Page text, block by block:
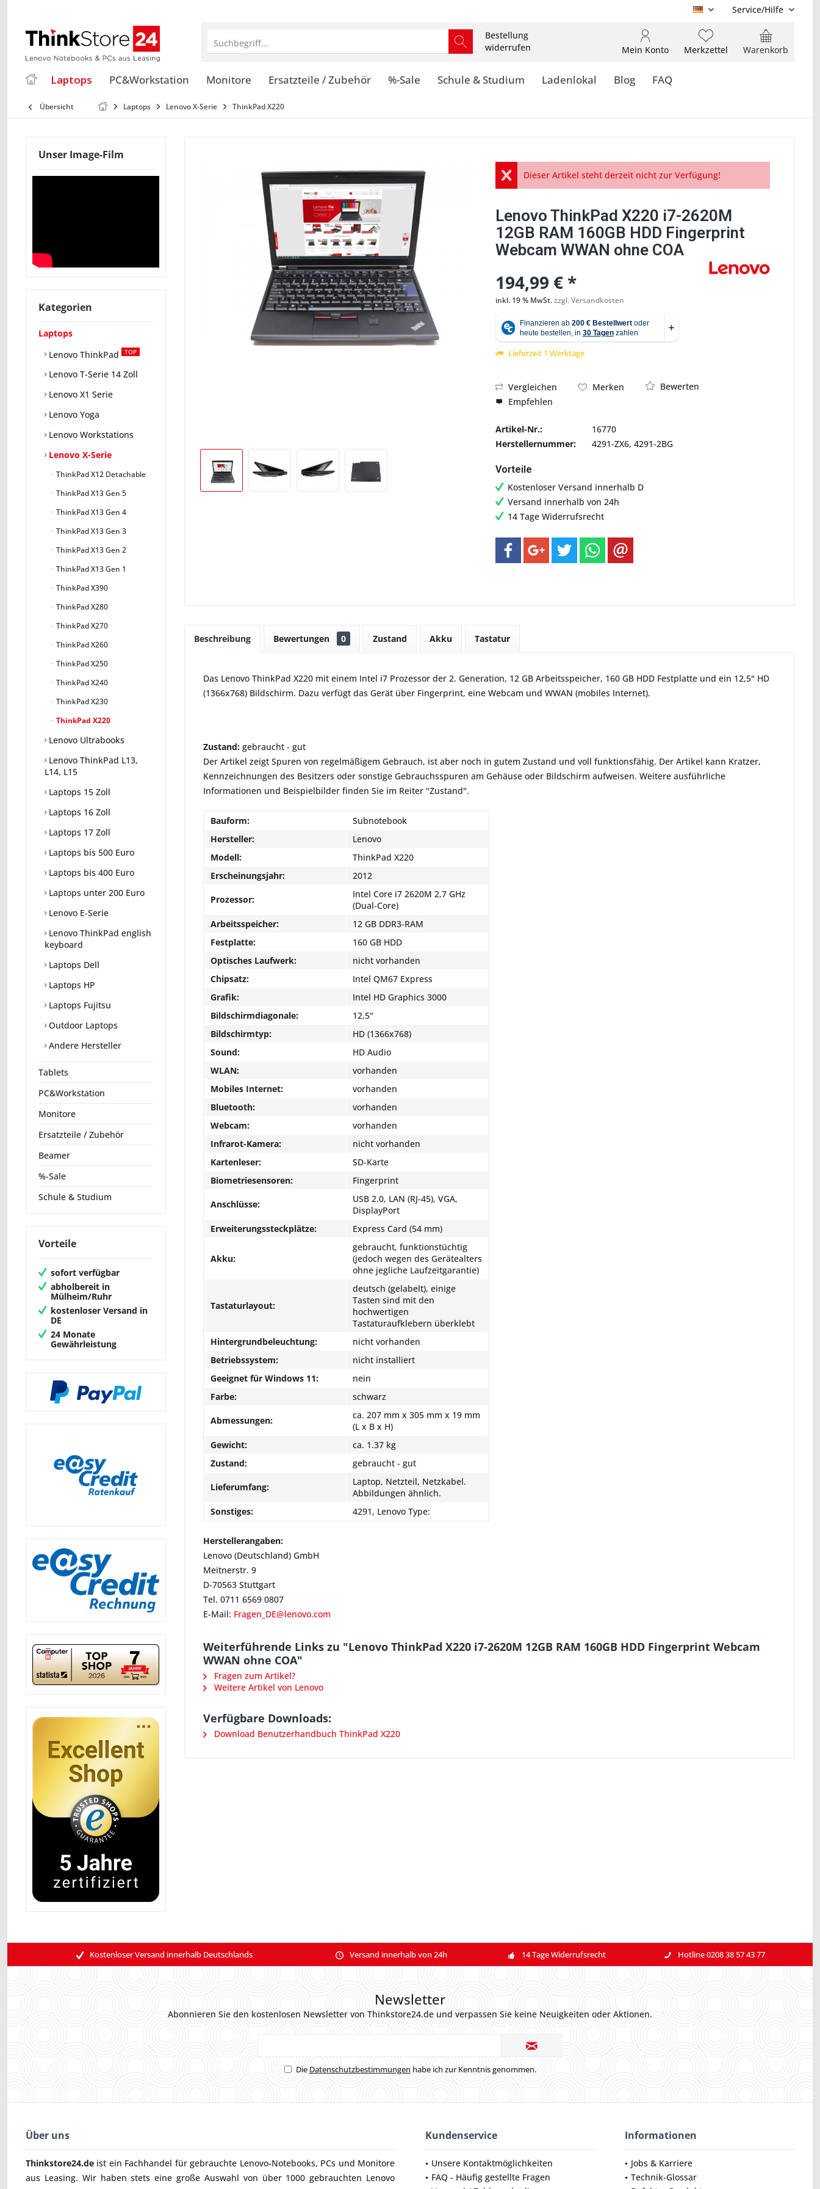
DE Service/Hilfe
Suchbegriff...
Bestellung
widerrufen
Warenkorb
Merkzettel
Mein Konto
Laptops PC&Workstation Monitore Ersatzteile / Zubehör %-Sale Schule & Studium Ladenlokal Blog FAQ
Übersicht Laptops Lenovo X-Serie ThinkPad X220
Unser Image-Film
Kategorien
Laptops
Lenovo ThinkPad
TOP
Lenovo T-Serie 14 Zoll
Lenovo X1 Serie
Lenovo Yoga
Lenovo Workstations
Lenovo X-Serie
ThinkPad X12 Detachable
ThinkPad X13 Gen 5
ThinkPad X13 Gen 4
ThinkPad X13 Gen 3
ThinkPad X13 Gen 2
ThinkPad X13 Gen 1
ThinkPad X390
ThinkPad X280
ThinkPad X270
ThinkPad X260
ThinkPad X250
ThinkPad X240
ThinkPad X230
ThinkPad X220
Lenovo Ultrabooks
Lenovo ThinkPad L13,
L14, L15
Laptops 15 Zoll
Laptops 16 Zoll
Laptops 17 Zoll
Laptops bis 500 Euro
Laptops bis 400 Euro
Laptops unter 200 Euro
Lenovo E-Serie
Lenovo ThinkPad english
keyboard
Laptops Dell
Laptops HP
Laptops Fujitsu
Outdoor Laptops
Andere Hersteller
Tablets
PC&Workstation
Monitore
Ersatzteile / Zubehör
Beamer
%-Sale
Schule & Studium
Vorteile
sofort verfügbar
abholbereit in
Mülheim/Ruhr
kostenloser Versand in
DE
24 Monate
Gewährleistung
Abbildung ähnlich
Dieser Artikel steht derzeit nicht zur Verfügung!
Lenovo ThinkPad X220 i7-2620M
12GB RAM 160GB HDD Fingerprint
Webcam WWAN ohne COA
194,99 € *
inkl. 19 % MwSt.zzgl. Versandkosten
Lieferzeit 1 Werktage
Vergleichen Merken
Bewerten
Empfehlen
Artikel-Nr.:
16770
Herstellernummer:
4291-ZX6, 4291-2BG
Vorteile
Kostenloser Versand innerhalb D
Versand innerhalb von 24h
14 Tage Widerrufsrecht
Beschreibung Bewertungen 0 Zustand Akku Tastatur
Das Lenovo ThinkPad X220 mit einem Intel i7 Prozessor der 2. Generation, 12 GB Arbeitsspeicher, 160 GB HDD Festplatte und ein 12,5" HD
(1366x768) Bildschirm. Dazu verfügt das Gerät über Fingerprint, eine Webcam und WWAN (mobiles Internet).
Zustand: gebraucht - gut
Der Artikel zeigt Spuren von regelmäßigem Gebrauch, ist aber noch in gutem Zustand und voll funktionsfähig. Der Artikel kann Kratzer,
Kennzeichnungen des Besitzers oder sonstige Gebrauchsspuren am Gehäuse oder Bildschirm aufweisen. Weitere ausführliche
Informationen und Beispielbilder finden Sie im Reiter "Zustand".
Bauform:
Subnotebook
Hersteller:
Lenovo
Modell:
ThinkPad X220
Erscheinungsjahr:
2012
Prozessor:
Intel Core i7 2620M 2,7 GHz
(Dual-Core)
Arbeitsspeicher:
12 GB DDR3-RAM
Festplatte:
160 GB HDD
Optisches Laufwerk:
nicht vorhanden
Chipsatz:
Intel QM67 Express
Grafik:
Intel HD Graphics 3000
Bildschirmdiagonale:
12,5"
Bildschirmtyp:
HD (1366x768)
Sound:
HD Audio
WLAN:
vorhanden
Mobiles Internet:
vorhanden
Bluetooth:
vorhanden
Webcam:
vorhanden
Infrarot-Kamera:
nicht vorhanden
Kartenleser:
SD-Karte
Biometriesensoren:
Fingerprint
Anschlüsse:
USB 2.0, LAN (RJ-45), VGA,
DisplayPort
Erweiterungssteckplätze:
Express Card (54 mm)
Akku:
gebraucht, funktionstüchtig
(jedoch wegen des Gerätealters
ohne jegliche Laufzeitgarantie)
Tastaturlayout:
deutsch (gelabelt), einige
Tasten sind mit den
hochwertigen
Tastaturaufklebern überklebt
Hintergrundbeleuchtung:
nicht vorhanden
Betriebssystem:
nicht installiert
Geeignet für Windows 11:
nein
Farbe:
schwarz
Abmessungen:
ca. 207 mm x 305 mm x 19 mm
(L x B x H)
Gewicht:
ca. 1.37 kg
Zustand:
gebraucht - gut
Lieferumfang:
Laptop, Netzteil, Netzkabel.
Abbildungen ähnlich.
Sonstiges:
4291, Lenovo Type:
Herstellerangaben:
Lenovo (Deutschland) GmbH
Meitnerstr. 9
D-70563 Stuttgart
Tel. 0711 6569 0807
E-Mail: Fragen_DE@lenovo.com
Weiterführende Links zu "Lenovo ThinkPad X220 i7-2620M 12GB RAM 160GB HDD Fingerprint Webcam
WWAN ohne COA"
Fragen zum Artikel?
Weitere Artikel von Lenovo
Verfügbare Downloads:
Download Benutzerhandbuch ThinkPad X220
Kostenloser Versand innerhalb Deutschlands Versand innerhalb von 24h 14 Tage Widerrufsrecht Hotline 0208 38 57 43 77
Newsletter
Abonnieren Sie den kostenlosen Newsletter von Thinkstore24.de und verpassen Sie keine Neuigkeiten oder Aktionen.
Die Datenschutzbestimmungen habe ich zur Kenntnis genommen.
Über uns
Thinkstore24.de ist ein Fachhandel für gebrauchte Lenovo-Notebooks, PCs und Monitore
aus Leasing. Wir haben stets eine große Auswahl von über 1000 gebrauchten Lenovo
Kundenservice
Unsere Kontaktmöglichkeiten
FAQ - Häufig gestellte Fragen
Informationen
Jobs & Karriere
Technik-Glossar